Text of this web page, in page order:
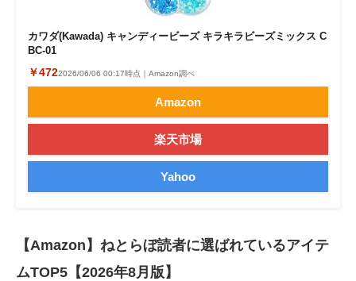
カワダ(Kawada) キャンディービーズ キラキラビーズミックス C
BC-01
￥4722026/06/06 00:17時点｜Amazon調べ
Amazon
楽天市場
Yahoo
【Amazon】ねとらぼ読者に選ばれているアイテ
ムTOP5【2026年8月版】